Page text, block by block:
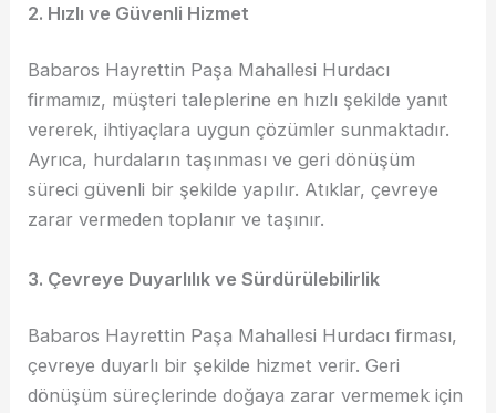
2. Hızlı ve Güvenli Hizmet
Babaros Hayrettin Paşa Mahallesi Hurdacı
firmamız, müşteri taleplerine en hızlı şekilde yanıt
vererek, ihtiyaçlara uygun çözümler sunmaktadır.
Ayrıca, hurdaların taşınması ve geri dönüşüm
süreci güvenli bir şekilde yapılır. Atıklar, çevreye
zarar vermeden toplanır ve taşınır.
3. Çevreye Duyarlılık ve Sürdürülebilirlik
Babaros Hayrettin Paşa Mahallesi Hurdacı firması,
çevreye duyarlı bir şekilde hizmet verir. Geri
dönüşüm süreçlerinde doğaya zarar vermemek için